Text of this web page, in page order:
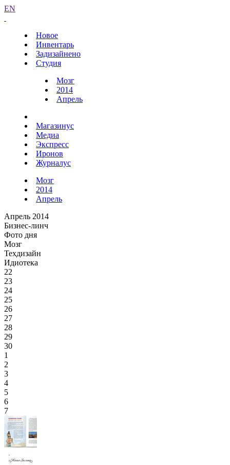
EN
Новое
Инвентарь
Задизайнено
Студия
Мозг
2014
Апрель
Магазинус
Медиа
Экспресс
Иронов
Журналус
Мозг
2014
Апрель
Апрель 2014
Бизнес-линч
Фото дня
Мозг
Техдизайн
Идиотека
22
23
24
25
26
27
28
29
30
1
2
3
4
5
6
7